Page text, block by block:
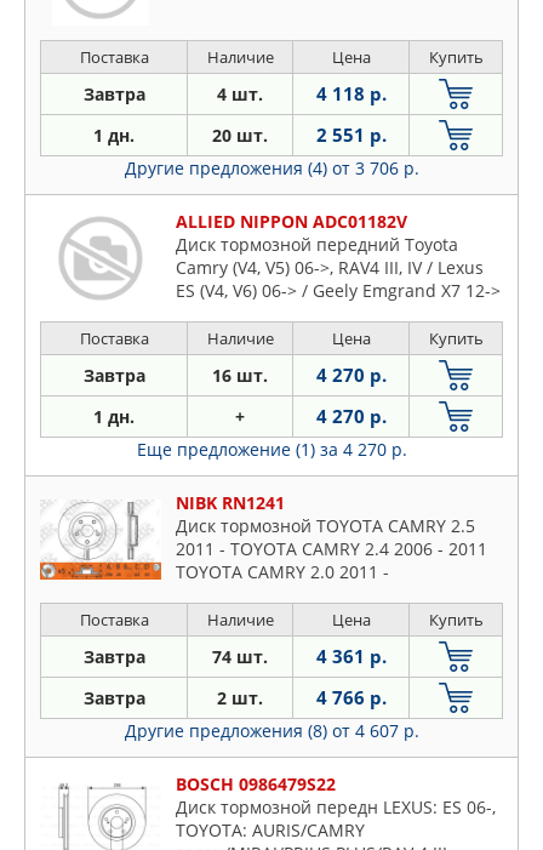
Поставка Наличие Цена Купить
Завтра 4 шт. 4 118 р.
1 дн. 20 шт. 2 551 р.
Другие предложения (4) от 3 706 р.
ALLIED NIPPON ADC01182V
Диск тормозной передний Toyota
Camry (V4, V5) 06->, RAV4 III, IV / Lexus
ES (V4, V6) 06-> / Geely Emgrand X7 12->
Поставка Наличие Цена Купить
Завтра 16 шт. 4 270 р.
1 дн. + 4 270 р.
Еще предложение (1) за 4 270 р.
NIBK RN1241
Диск тормозной TOYOTA CAMRY 2.5
2011 - TOYOTA CAMRY 2.4 2006 - 2011
TOYOTA CAMRY 2.0 2011 -
Поставка Наличие Цена Купить
Завтра 74 шт. 4 361 р.
Завтра 2 шт. 4 766 р.
Другие предложения (8) от 4 607 р.
BOSCH 0986479S22
Диск тормозной передн LEXUS: ES 06-,
TOYOTA: AURIS/CAMRY